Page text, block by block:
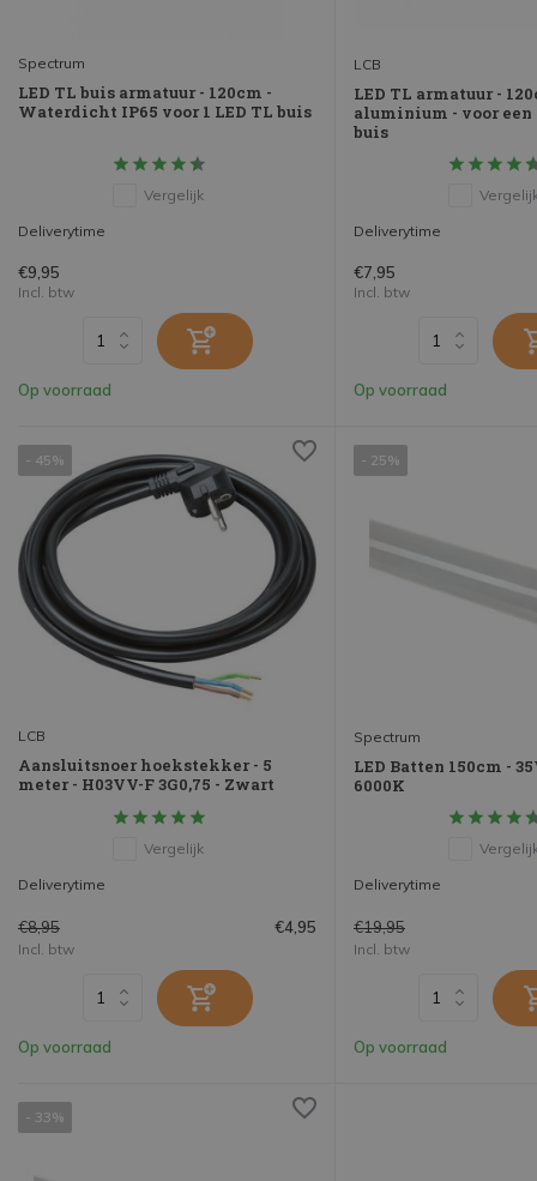
Spectrum
LED TL buis armatuur - 120cm -
Waterdicht IP65 voor 1 LED TL buis
Vergelijk
Deliverytime
€9,95
Incl. btw
Op voorraad
LCB
LED TL armatuur -
aluminium - voor een
buis
Deliverytime
€7,95
Incl. btw
Op voorraad
- 45%
LCB
Aansluitsnoer hoekstekker - 5
meter - H03VV-F 3G0,75 - Zwart
Vergelijk
Deliverytime
€8,95 €4,95
Incl. btw
Op voorraad
- 25%
Spectrum
LED Batten 150cm -
6000K
Deliverytime
€19,95
Incl. btw
Op voorraad
- 33%